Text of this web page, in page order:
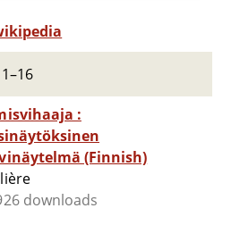
:
(Finnish)
downloads